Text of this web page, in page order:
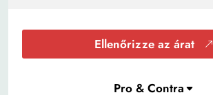
Ellenőrizze az árat